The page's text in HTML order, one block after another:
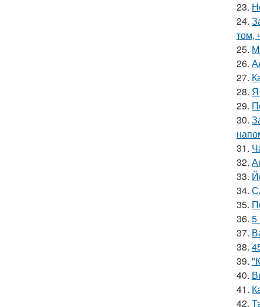
23.
24.
том,
25.
26.
27.
28. Я
29.
30.
31.
32.
33.
34.
35.
36. 5
37.
38.
39.
40.
41.
42.